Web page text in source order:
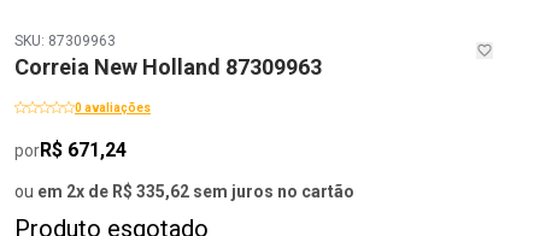
SKU: 87309963
Correia New Holland 87309963
0 avaliações
porR$ 671,24
ou em 2x de R$ 335,62 sem juros no cartão
Produto esgotado